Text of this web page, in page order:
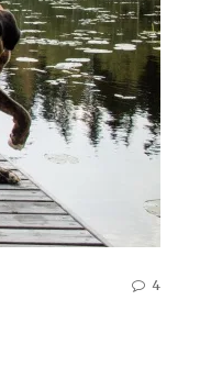
4